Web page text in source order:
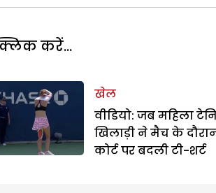
करें...
खेल
वीडियो: जब महिला
खिलाड़ी ने मैच के
कोर्ट पर बदली टी-शर्ट